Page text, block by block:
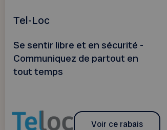
Tel-Loc
Se sentir libre et en sécurité -
Communiquez de partout en
tout temps
Voir ce rabais